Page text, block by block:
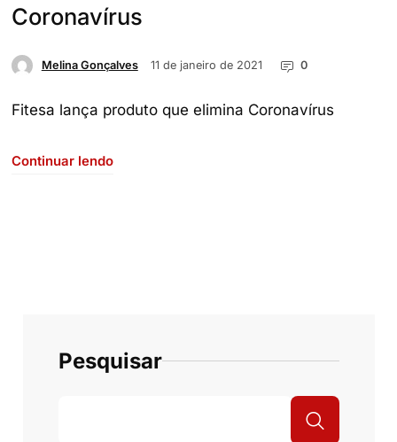
Coronavírus
Melina Gonçalves 11 de janeiro de 2021 0
Fitesa lança produto que elimina Coronavírus
Continuar lendo
Pesquisar